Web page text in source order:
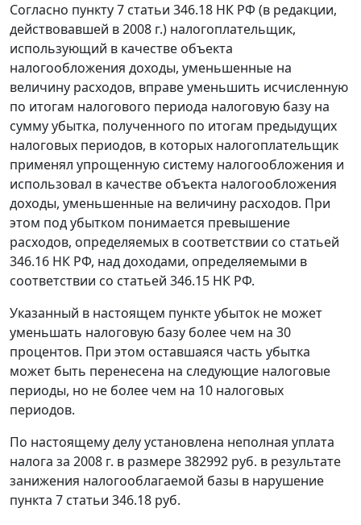
Согласно пункту 7 статьи 346.18 НК РФ (в редакции,
действовавшей в 2008 г.) налогоплательщик,
использующий в качестве объекта
налогообложения доходы, уменьшенные на
величину расходов, вправе уменьшить исчисленную
по итогам налогового периода налоговую базу на
сумму убытка, полученного по итогам предыдущих
налоговых периодов, в которых налогоплательщик
применял упрощенную систему налогообложения и
использовал в качестве объекта налогообложения
доходы, уменьшенные на величину расходов. При
этом под убытком понимается превышение
расходов, определяемых в соответствии со статьей
346.16 НК РФ, над доходами, определяемыми в
соответствии со статьей 346.15 НК РФ.
Указанный в настоящем пункте убыток не может
уменьшать налоговую базу более чем на 30
процентов. При этом оставшаяся часть убытка
может быть перенесена на следующие налоговые
периоды, но не более чем на 10 налоговых
периодов.
По настоящему делу установлена неполная уплата
налога за 2008 г. в размере 382992 руб. в результате
занижения налогооблагаемой базы в нарушение
пункта 7 статьи 346.18 руб.